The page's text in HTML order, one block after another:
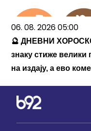
06. 08. 2026 05:00
🔮 ДНЕВНИ
знаку стиже велики
на издају, а ево